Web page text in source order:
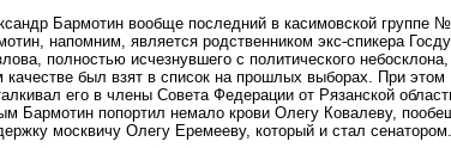
Бармотин вообще последний в касимовской группе №
напомним, является родственником экс-спикера
полностью исчезнувшего с политического
качестве был взят в список на прошлых выборах. При этом
его в члены Совета Федерации от Рязанской
Бармотин попортил немало крови Олегу Ковалеву,
москвичу Олегу Еремееву, который и стал сенатором.